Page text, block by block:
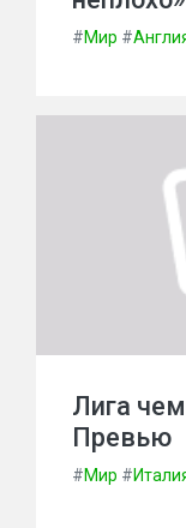
#Мир #
Лига
Превью
#Мир #